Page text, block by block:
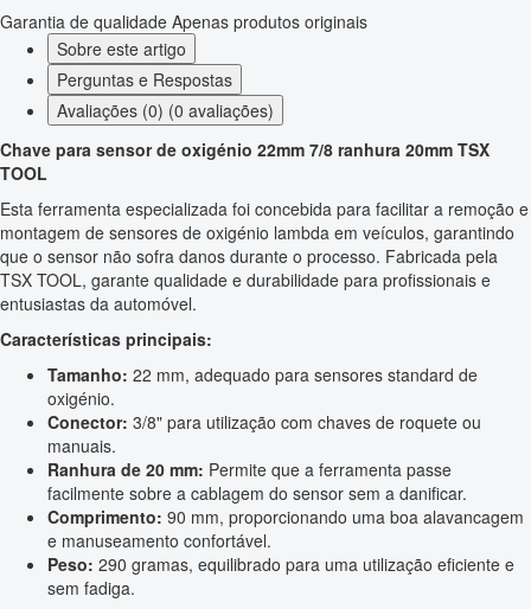
Garantia de qualidade Apenas produtos originais
Sobre este artigo
Perguntas e Respostas
Avaliações (0) (0 avaliações)
Chave para sensor de oxigénio 22mm 7/8 ranhura 20mm TSX
TOOL
Esta ferramenta especializada foi concebida para facilitar a remoção e
montagem de sensores de oxigénio lambda em veículos, garantindo
que o sensor não sofra danos durante o processo. Fabricada pela
TSX TOOL, garante qualidade e durabilidade para profissionais e
entusiastas da automóvel.
Características principais:
Tamanho: 22 mm, adequado para sensores standard de
oxigénio.
Conector: 3/8" para utilização com chaves de roquete ou
manuais.
Ranhura de 20 mm: Permite que a ferramenta passe
facilmente sobre a cablagem do sensor sem a danificar.
Comprimento: 90 mm, proporcionando uma boa alavancagem
e manuseamento confortável.
Peso: 290 gramas, equilibrado para uma utilização eficiente e
sem fadiga.